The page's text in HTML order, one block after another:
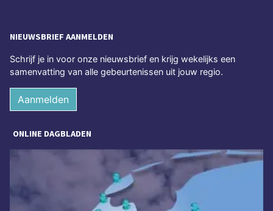
NIEUWSBRIEF AANMELDEN
Schrijf je in voor onze nieuwsbrief en krijg wekelijks een
samenvatting van alle gebeurtenissen uit jouw regio.
Aanmelden
ONLINE DAGBLADEN